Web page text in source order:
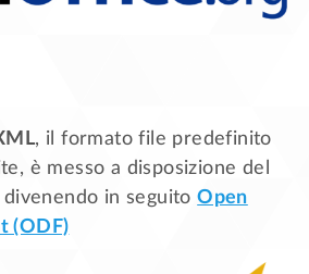
, il formato file predefinito
è messo a disposizione del
divenendo in seguitoOpen
(ODF)